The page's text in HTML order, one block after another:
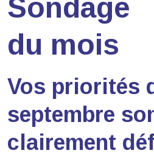
Sondage
du mois
Vos priorités
septembre
clairement